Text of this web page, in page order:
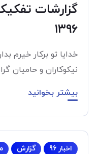
۱۳۹۶
خدایا تو برکار خیرم
نیکوکاران و حامیان
بیشتر بخوانید
اخبار 96 گزارش